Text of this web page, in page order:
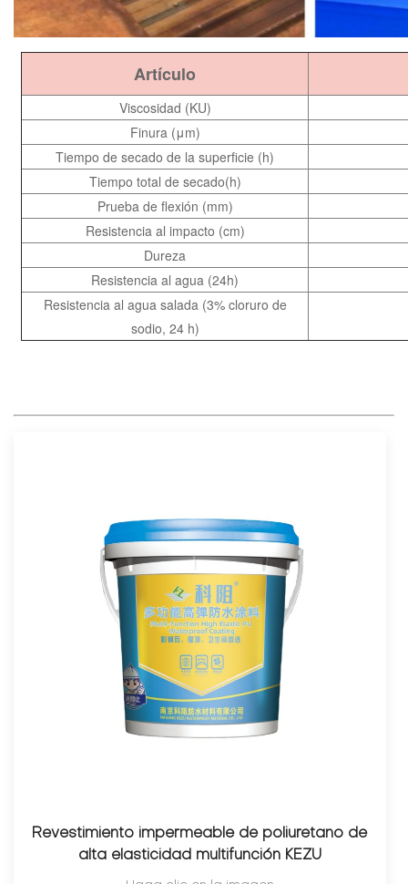
Artículo
Viscosidad (KU)
Finura (μm)
Tiempo de secado de la superficie (h)
Tiempo total de secado(h)
Prueba de flexión (mm)
Resistencia al impacto (cm)
Dureza
Resistencia al agua (24h)
Resistencia al agua salada (3% cloruro de
sodio, 24 h)
Revestimiento impermeable de poliuretano de
alta elasticidad multifunción KEZU